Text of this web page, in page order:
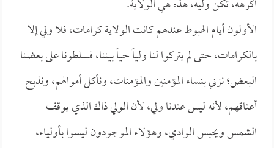
اكرهه، تكن وليه، هذه هي الولاية.
الأولون أيام الهبوط عندهم كانت الولاية كرامات، فلا ولي إلا
بالكرامات، حتى لم يتركوا لنا ولياً حياً بيننا، فسلطونا على بعضنا
البعض؛ نزني بنساء المؤمنين والمؤمنات، ونأكل أموالهم، ونذبح
أعناقهم، لأنه ليس عندنا ولي، لأن الولي ذاك الذي يوقف
الشمس ويحبس الوادي، وهؤلاء الموجودون ليسوا بأولياء،